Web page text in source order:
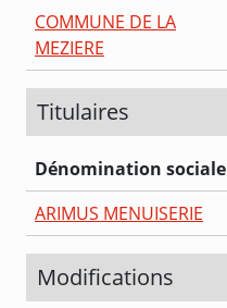
COMMUNE DE LA
MEZIERE
Titulaires
Dénomination sociale
ARIMUS MENUISERIE
Modifications